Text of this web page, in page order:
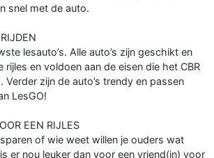
snel met de auto.
lesauto’s. Alle auto’s zijn geschikt en
en voldoen aan de eisen die het CBR
Verder zijn de auto’s trendy en passen
LesGO!
EEN RIJLES
of wie weet willen je ouders wat
er nou leuker dan voor een vriend(in) voor